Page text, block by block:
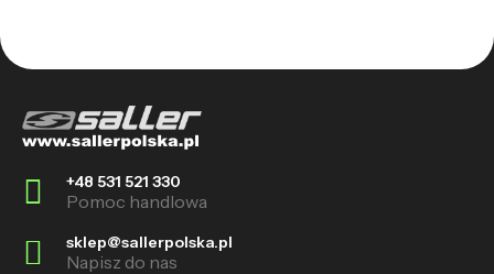
+48 531 521 330
Pomoc handlowa
sklep@sallerpolska.pl
Napisz do nas